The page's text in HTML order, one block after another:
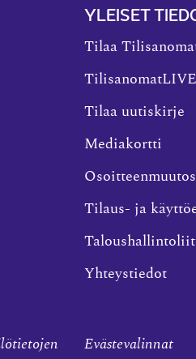
YLEISET
Tilaa
TilisanomatLIVE
Tilaa uutiskirje
Mediakortti
Tilaus- ja
Yhteystiedot
Evästevalinnat